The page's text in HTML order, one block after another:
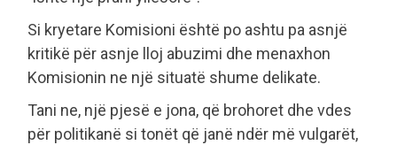
Si kryetare Komisioni është po ashtu pa asnjë
kritikë për asnje lloj abuzimi dhe menaxhon
Komisionin ne një situatë shume delikate.
Tani ne, një pjesë e jona, që brohoret dhe vdes
për politikanë si tonët që janë ndër më vulgarët,